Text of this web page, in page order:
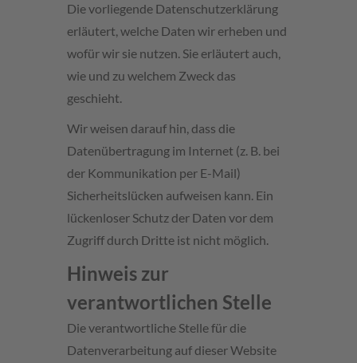
Die vorliegende Datenschutzerklärung
erläutert, welche Daten wir erheben und
wofür wir sie nutzen. Sie erläutert auch,
wie und zu welchem Zweck das
geschieht.
Wir weisen darauf hin, dass die
Datenübertragung im Internet (z. B. bei
der Kommunikation per E-Mail)
Sicherheitslücken aufweisen kann. Ein
lückenloser Schutz der Daten vor dem
Zugriff durch Dritte ist nicht möglich.
Hinweis zur
verantwortlichen Stelle
Die verantwortliche Stelle für die
Datenverarbeitung auf dieser Website